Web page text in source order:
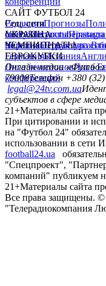
САЙТ ФУТБОЛ 24
РедакцияПрогнозы
сайтуКонтактыПравила
политикаСтруктура
Соц. сети
facebookxyoutube
УКРАИНА
УкраинаПервая лига
ЧЕМПИОНАТЫ
ГерманияИспания
ЕВРОКУБКИ
Лига чемпионовЛига
конференций
Онлайн-медиа «Футбол
79008Телефон +380
legal@24tv.com.ua
субъектов в сфере
21+Материалы сайта
При цитировании и
на "Футбол 24"
использовании в сети
football24.ua
"Спецпроект",
компаний" публикуем
21+Материалы сайта
Все права защищены. ©
"Телерадиокомпания